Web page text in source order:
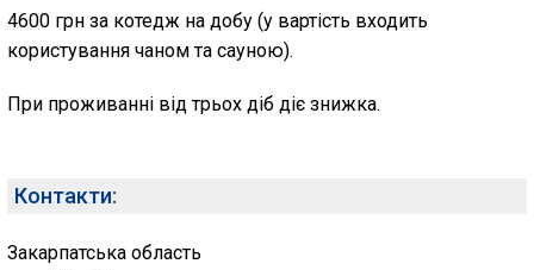
4600 грн за котедж на добу (у вартість входить
користування чаном та сауною).
При проживанні від трьох діб діє знижка.
Контакти:
Закарпатська область